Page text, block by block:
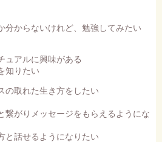
分からないけれど、勉強してみたい
ュアルに興味がある
知りたい
の取れた生き方をしたい
繋がりメッセージをもらえるようにな
と話せるようになりたい